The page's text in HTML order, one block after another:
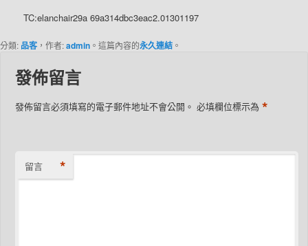
TC:elanchair29a 69a314dbc3eac2.01301197
分類: 品客 ，作者:admin 。這篇內容的永久連結 。
發佈留言
發佈留言必須填寫的電子郵件地址不會公開。 必填欄位標示為*
留言 *